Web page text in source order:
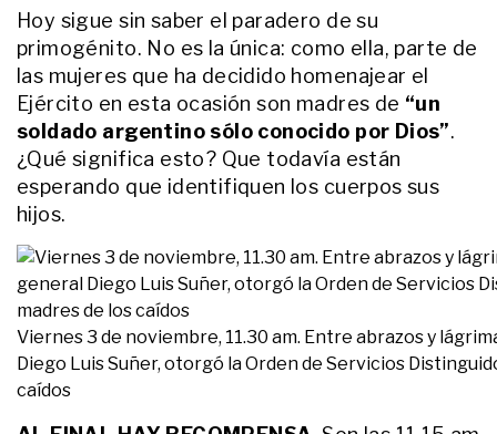
Hoy sigue sin saber el paradero de su
primogénito. No es la única: como ella, parte de
las mujeres que ha decidido homenajear el
Ejército en esta ocasión son madres de “un
soldado argentino sólo conocido por Dios”.
¿Qué significa esto? Que todavía están
esperando que identifiquen los cuerpos sus
hijos.
Viernes 3 de noviembre, 11.30 am. Entre abrazos y
Diego Luis Suñer, otorgó la Orden de Servicios
caídos
de su muerte: "Tu mensaje es
eterno"
ACTUALIDAD
El último adiós al Indio Solari: la
conmovedora reacción de su
esposa ante el desconsuelo de
una fan
ACTUALIDAD
encabezado por Jenny Dubin, y su
valiente historia resiliencia: "Hoy
no podemos perder..."
ACTUALIDAD
La mamá de Agostina Vega contó
cómo su hija iba a festejar sus 15
años: "Es muy doloroso"